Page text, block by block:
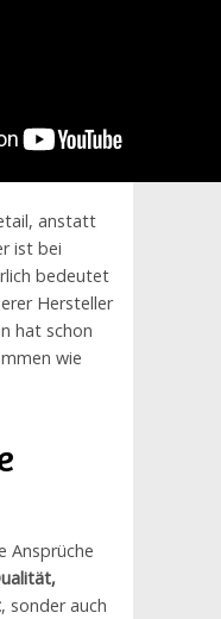
anstatt
ist bei
bedeutet
Hersteller
hat schon
wie
Ansprüche
, sonder auch